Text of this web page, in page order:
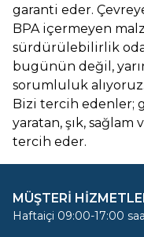
garanti eder.
BPA içermeyen
sürdürülebilirlik
bugünün değil,
sorumluluk alıyoruz.
Bizi tercih edenler;
yaratan, şık,
tercih eder.
MÜŞTERİ
Haftaiçi 09:00-17:00